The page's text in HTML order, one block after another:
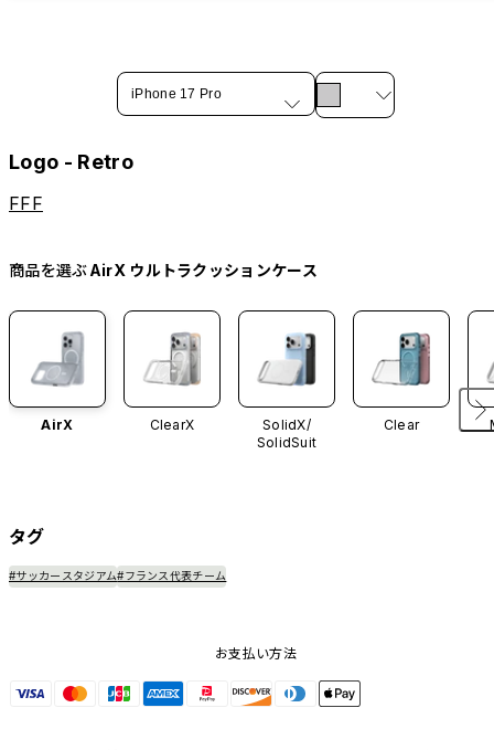
iPhone 17 Pro
Logo - Retro
FFF
商品を選ぶAirX ウルトラクッションケース
AirX ClearX
SolidX/
SolidSuit
Clear
タグ
#サッカースタジアム#フランス代表チーム
お支払い方法